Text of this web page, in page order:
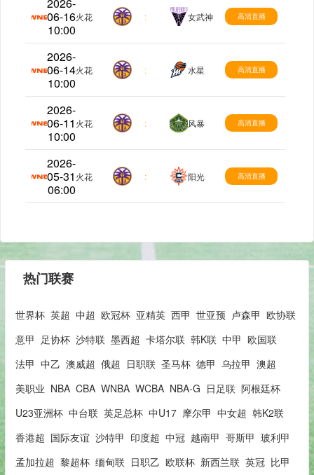
06-16
10:00
WNBA
火花 : 女武神 高清直播
2026-
06-14
10:00
WNBA
火花 : 水星 高清直播
2026-
06-11
10:00
WNBA
火花 : 风暴 高清直播
2026-
05-31
06:00
WNBA
火花 : 阳光 高清直播
热门联赛
世界杯 英超 中超 欧冠杯 亚精英 西甲 世亚预 卢森甲 欧协联
意甲 足协杯 沙特联 墨西超 卡塔尔联 韩K联 中甲 欧国联
法甲 中乙 澳威超 俄超 日职联 圣马杯 德甲 乌拉甲 澳超
美职业 NBA CBA WNBA WCBA NBA-G 日足联 阿根廷杯
U23亚洲杯 中台联 英足总杯 中U17 摩尔甲 中女超 韩K2联
香港超 国际友谊 沙特甲 印度超 中冠 越南甲 哥斯甲 玻利甲
孟加拉超 黎超杯 缅甸联 日职乙 欧联杯 新西兰联 英冠 比甲